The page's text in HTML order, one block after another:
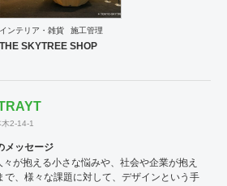
インテリア・雑貨 施工管理
THE SKYTREE SHOP
2-14-1
メッセージ
々が抱える小さな悩みや、社会や企業が抱え
で、様々な課題に対して、デザインという手